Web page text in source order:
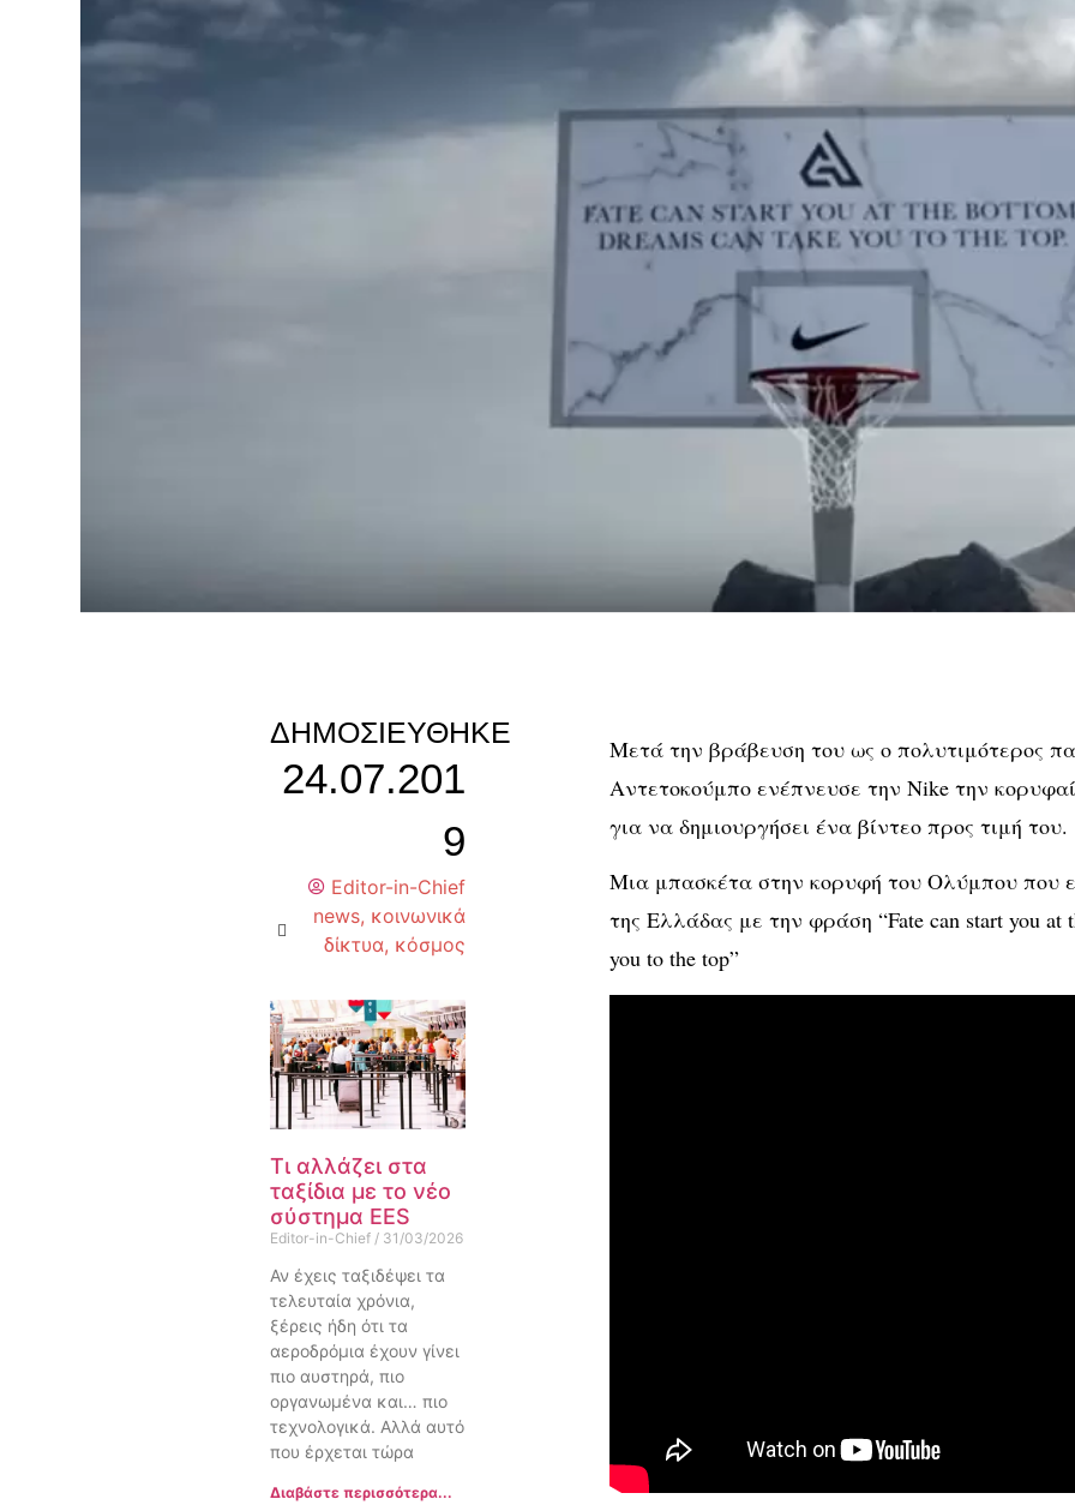
ΔΗΜΟΣΙΕΎΘΗΚΕ
24.07.201
9
Editor-in-Chief
news, κοινωνικά
δίκτυα, κόσμος
Τι αλλάζει στα
ταξίδια με το νέο
σύστημα EES
Editor-in-Chief 31/03/2026
Αν έχεις ταξιδέψει τα
τελευταία χρόνια,
ξέρεις ήδη ότι τα
αεροδρόμια έχουν γίνει
πιο αυστηρά, πιο
οργανωμένα και… πιο
τεχνολογικά. Αλλά αυτό
που έρχεται τώρα
Διαβάστε περισσότερα...
Μετά την βράβευση του ως ο πολυτιμότερος
Αντετοκούμπο ενέπνευσε την Nike την
για να δημιουργήσει ένα βίντεο προς τιμή του.
Μια μπασκέτα στην κορυφή του Ολύμπου που
της Ελλάδας με την φράση “Fate can start you at
you to the top”